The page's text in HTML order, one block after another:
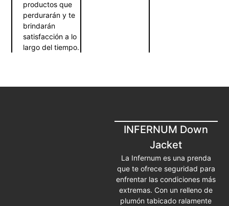
productos que
perdurarán y te
brindarán
satisfacción a lo
largo del tiempo.
INFERNUM Down
Jacket
La Infernum es una prenda
que te ofrece seguridad para
enfrentar las condiciones más
extremas. Con un relleno de
plumón tabicado ralamente